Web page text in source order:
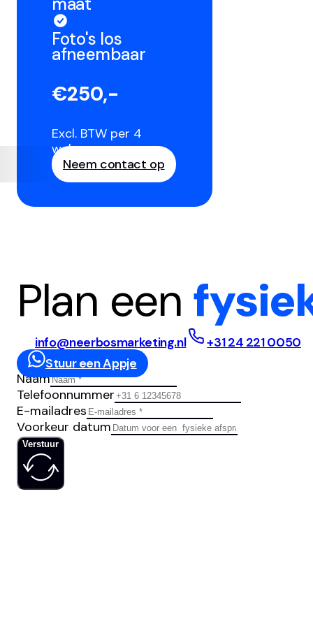
Foto's los
afneembaar
€250,-
Excl. BTW per 4
weken
Neem contact op
Plan een
info@neerbosmarketing.nl
+31 24 221 0050
Stuur een Appje
Naam
Telefoonnummer
E-mailadres
Voorkeur datum
Verstuur